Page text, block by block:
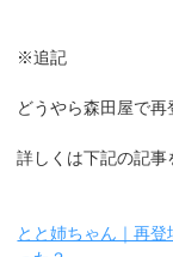
※追記
どうやら森田屋で再
詳しくは下記の記事
とと姉ちゃん｜再